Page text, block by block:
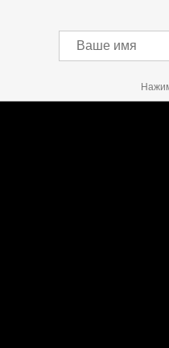
Ваше имя